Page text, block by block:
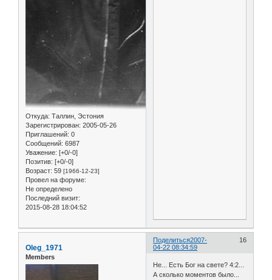
Откуда: Таллин, Эстония
Зарегистрирован: 2005-05-26
Приглашений: 0
Сообщений: 6987
Уважение: [+0/-0]
Позитив: [+0/-0]
Возраст: 59 [1966-12-23]
Провел на форуме:
Не определено
Последний визит:
2015-08-28 18:04:52
Поделиться 16
2007-
04-22 08:34:59
Oleg_1971
Members
Не... Есть Бог на свете? 4:2...
А сколько моментов было...